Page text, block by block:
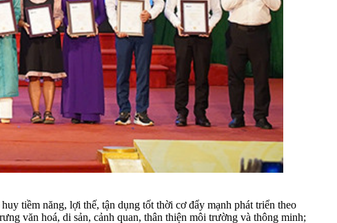
tiềm năng, lợi thế, tận dụng tốt thời cơ đẩy mạnh phát triển theo
văn hoá, di sản, cảnh quan, thân thiện môi trường và thông minh;